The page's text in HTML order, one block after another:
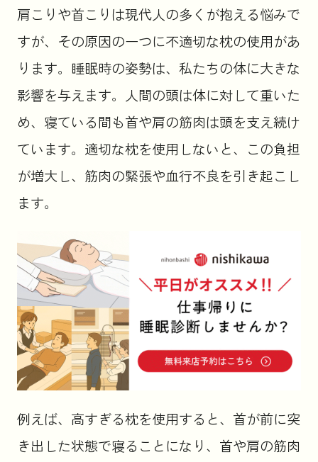
肩こりや首こりは現代人の多くが抱える悩みで
すが、その原因の一つに不適切な枕の使用があ
ります。睡眠時の姿勢は、私たちの体に大きな
影響を与えます。人間の頭は体に対して重いた
め、寝ている間も首や肩の筋肉は頭を支え続け
ています。適切な枕を使用しないと、この負担
が増大し、筋肉の緊張や血行不良を引き起こし
ます。
例えば、高すぎる枕を使用すると、首が前に突
き出した状態で寝ることになり、首や肩の筋肉